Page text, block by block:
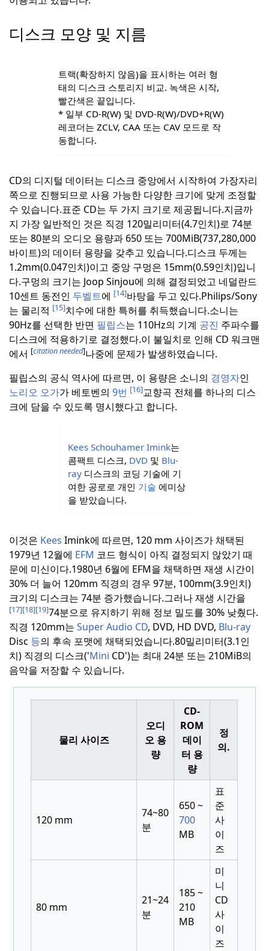
디스크 모양 및 지름
트랙(확장하지 않음)을 표시하는 여러 형
태의 디스크 스토리지 비교. 녹색은 시작,
빨간색은 끝입니다.
* 일부 CD-R(W) 및 DVD-R(W)/DVD+R(W)
레코더는 ZCLV, CAA 또는 CAV 모드로 작
동합니다.
CD의 디지털 데이터는 디스크 중앙에서 시작하여 가장자리
쪽으로 진행되므로 사용 가능한 다양한 크기에 맞게 조정할
수 있습니다.표준 CD는 두 가지 크기로 제공됩니다.지금까
지 가장 일반적인 것은 직경 120밀리미터(4.7인치)로 74분
또는 80분의 오디오 용량과 650 또는 700MiB(737,280,000
바이트)의 데이터 용량을 갖추고 있습니다.디스크 두께는
1.2mm(0.047인치)이고 중앙 구멍은 15mm(0.59인치)입니
다.구멍의 크기는 Joop Sinjou에 의해 결정되었고 네덜란드
10센트 동전인 두벨트에 [14]바탕을 두고 있다.Philips/Sony
는 물리적 [15]치수에 대한 특허를 취득했습니다.소니는
90Hz를 선택한 반면 필립스는 110Hz의 기계 공진 주파수를
디스크에 적용하기로 결정했다.이 불일치로 인해 CD 워크맨
에서 [citation needed]나중에 문제가 발생하였습니다.
필립스의 공식 역사에 따르면, 이 용량은 소니의 경영자인
노리오 오가가 베토벤의 9번 [16]교향곡 전체를 하나의 디스
크에 담을 수 있도록 명시했다고 합니다.
Kees Schouhamer Imink는
콤팩트 디스크, DVD 및 Blu-
ray 디스크의 코딩 기술에 기
여한 공로로 개인 기술 에미상
을 받았습니다.
이것은 Kees Imink에 따르면, 120 mm 사이즈가 채택된
1979년 12월에 EFM 코드 형식이 아직 결정되지 않았기 때
문에 미신이다.1980년 6월에 EFM을 채택하면 재생 시간이
30% 더 늘어 120mm 직경의 경우 97분, 100mm(3.9인치)
크기의 디스크는 74분 증가했습니다.그러나 재생 시간을
[17][18][19]74분으로 유지하기 위해 정보 밀도를 30% 낮췄다.
직경 120mm는 SuperAudio CD, DVD, HD DVD, Blu-ray
Disc 등의 후속 포맷에 채택되었습니다.80밀리미터(3.1인
치) 직경의 디스크('Mini CD')는 최대 24분 또는 210MiB의
음악을 저장할 수 있습니다.
물리 사이즈
오디
오 용
량
CD-
ROM
데이
터 용
량
정
의.
120 mm
74~80
분
650 ~
700
MB
표
준
사
이
즈
80 mm
21~24
분
185 ~
210
MB
미
니
CD
사
이
즈